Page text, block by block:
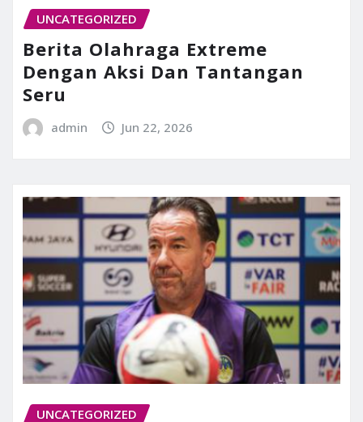
UNCATEGORIZED
Berita Olahraga Extreme
Dengan Aksi Dan Tantangan
Seru
admin Jun 22, 2026
UNCATEGORIZED